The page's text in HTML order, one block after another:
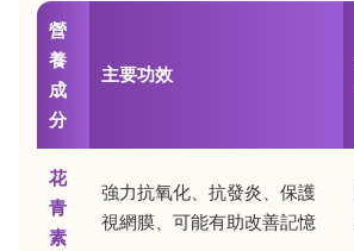
營
養
成
分
主要功效
花
青
素
強力抗氧化、抗發炎、保護
視網膜、可能有助改善記憶